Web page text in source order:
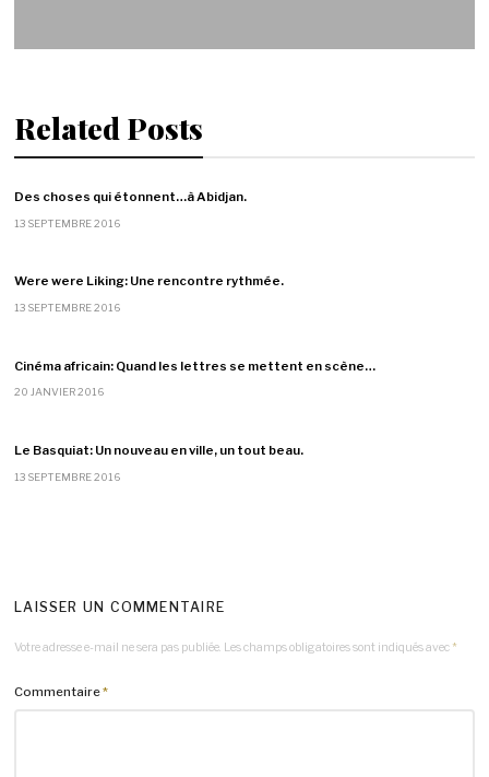
Related Posts
Des choses qui étonnent…à Abidjan.
13 SEPTEMBRE 2016
Were were Liking: Une rencontre rythmée.
13 SEPTEMBRE 2016
Cinéma africain: Quand les lettres se mettent en scène…
20 JANVIER 2016
Le Basquiat: Un nouveau en ville, un tout beau.
13 SEPTEMBRE 2016
LAISSER UN COMMENTAIRE
Votre adresse e-mail ne sera pas publiée. Les champs obligatoires sont indiqués avec *
Commentaire*